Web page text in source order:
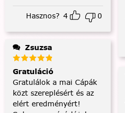
Hasznos? 4 0
Zsuzsa
Gratuláció
Gratulálok a mai Cápák
közt szereplésért és az
elért eredményért!